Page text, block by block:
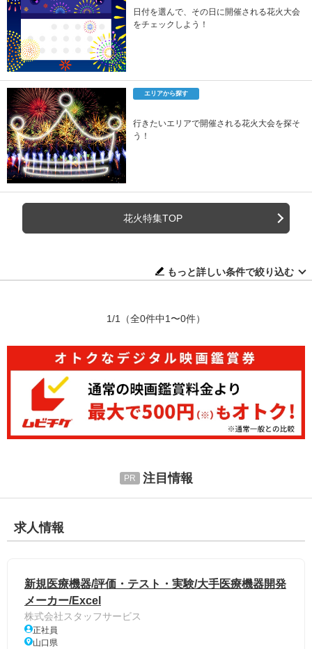
日付を選んで、その日に開催される花火大会
をチェックしよう！
エリアから探す
行きたいエリアで開催される花火大会を探そ
う！
花火特集TOP
もっと詳しい条件で絞り込む
1/1 （全0件中1〜0件）
注目情報
求人情報
新規医療機器/評価・テスト・実験/大手医療機器開発
メーカー/Excel
株式会社スタッフサービス
正社員
山口県